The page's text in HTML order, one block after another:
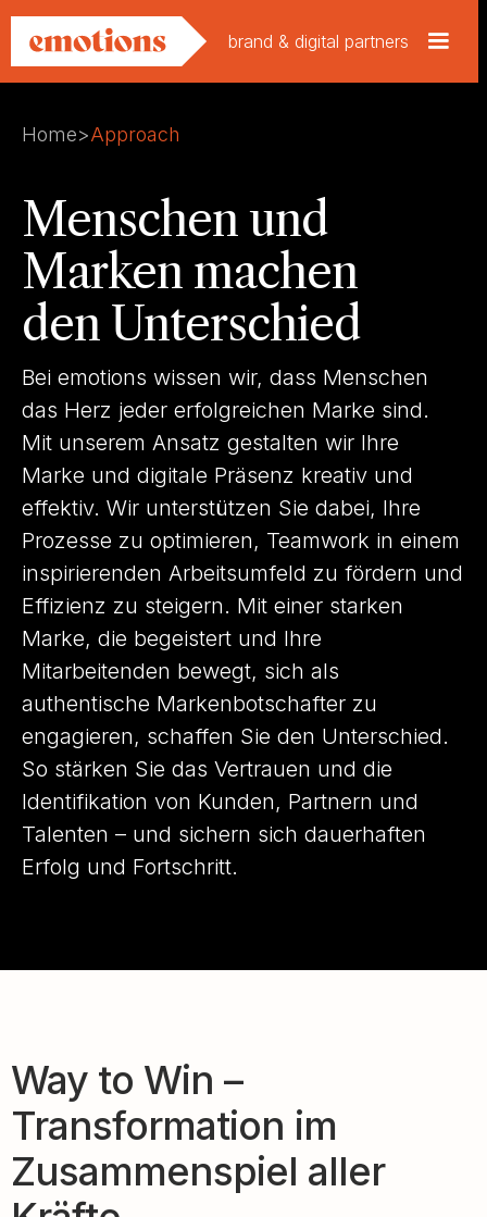
brand & digital partners
Home>Approach
Menschen und
Marken machen
den Unterschied
Bei emotions wissen wir, dass Menschen
das Herz jeder erfolgreichen Marke sind.
Mit unserem Ansatz gestalten wir Ihre
Marke und digitale Präsenz kreativ und
effektiv. Wir unterstützen Sie dabei, Ihre
Prozesse zu optimieren, Teamwork in einem
inspirierenden Arbeitsumfeld zu fördern und
Effizienz zu steigern. Mit einer starken
Marke, die begeistert und Ihre
Mitarbeitenden bewegt, sich als
authentische Markenbotschafter zu
engagieren, schaffen Sie den Unterschied.
So stärken Sie das Vertrauen und die
Identifikation von Kunden, Partnern und
Talenten – und sichern sich dauerhaften
Erfolg und Fortschritt.
Way to Win –
Transformation im
Zusammenspiel aller